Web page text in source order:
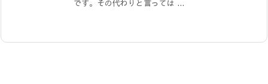
です。その代わりと言っては ...